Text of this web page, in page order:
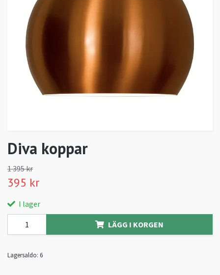
Diva koppar
1 395 kr
395 kr
I lager
LÄGG I KORGEN
Lagersaldo: 6